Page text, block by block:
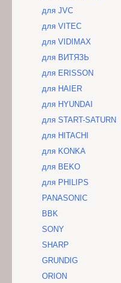
для JVC
для VITEC
для VIDIMAX
для ВИТЯЗЬ
для ERISSON
для HAIER
для HYUNDAI
для START-SATURN
для HITACHI
для KONKA
для BEKO
для PHILIPS
PANASONIC
BBK
SONY
SHARP
GRUNDIG
ORION